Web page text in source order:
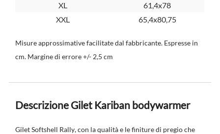
XL
61,4x78
XXL
65,4x80,75
Misure approssimative facilitate dal fabbricante. Espresse in
cm. Margine di errore +/- 2,5 cm
Descrizione Gilet Kariban bodywarmer
Gilet Softshell Rally, con la qualità e le finiture di pregio che